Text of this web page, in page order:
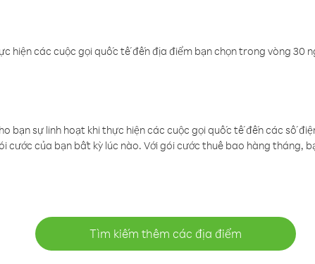
hiện các cuộc gọi quốc tế đến địa điểm bạn chọn trong vòng 30
bạn sự linh hoạt khi thực hiện các cuộc gọi quốc tế đến các số
cước của bạn bất kỳ lúc nào. Với gói cước thuê bao hàng tháng,
Tìm kiếm thêm các địa điểm